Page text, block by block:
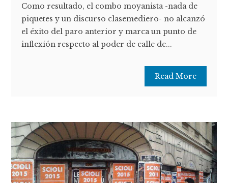
Como resultado, el combo moyanista -nada de
piquetes y un discurso clasemediero- no alcanzó
el éxito del paro anterior y marca un punto de
inflexión respecto al poder de calle de...
Read More